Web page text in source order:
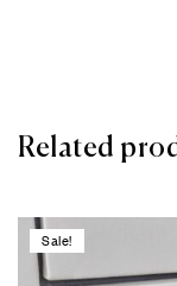
Related
Sale!